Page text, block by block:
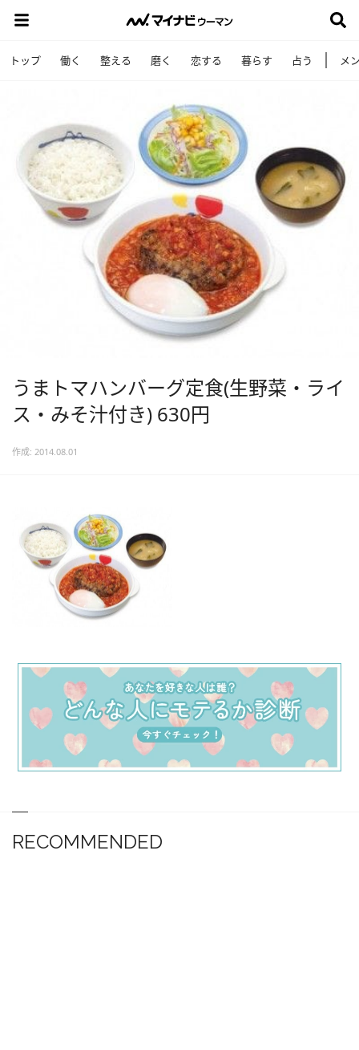
トップ 働く 整える 磨く 恋する 暮らす 占う メ
うまトマハンバーグ定食(生野菜・ライ
ス・みそ汁付き) 630円
作成: 2014.08.01
RECOMMENDED